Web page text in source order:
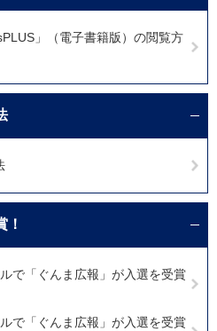
」（電子書籍版）の閲覧方
！
で「ぐんま広報」が入選を受賞
で「ぐんま広報」が入選を受賞